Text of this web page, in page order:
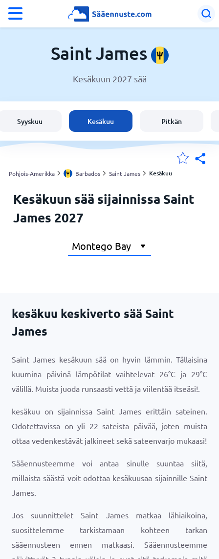
Suomi
Sijaintini
Koti
Saint James
Kesäkuun 2027 sää
Syyskuu Kesäkuu Pitkän
Pohjois-Amerikka Barbados Saint James Kesäkuu
Kesäkuun sää sijainnissa Saint
James 2027
kesäkuu keskiverto sää Saint
James
Saint James kesäkuun sää on hyvin lämmin. Tällaisina
kuumina päivinä lämpötilat vaihtelevat 26°C ja 29°C
välillä. Muista juoda runsaasti vettä ja viilentää itseäsi!.
kesäkuu on sijainnissa Saint James erittäin sateinen.
Odotettavissa on yli 22 sateista päivää, joten muista
ottaa vedenkestävät jalkineet sekä sateenvarjo mukaasi!
Sääennusteemme voi antaa sinulle suuntaa siitä,
millaista säästä voit odottaa kesäkuusaa sijainnille Saint
James.
Jos suunnittelet Saint James matkaa lähiaikoina,
suosittelemme tarkistamaan kohteen tarkan
sääennusteen ennen matkaasi. Sääennusteemme